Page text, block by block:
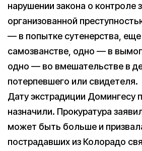
нарушении закона о контроле
организованной
— в попытке сутенерства,
самозванстве, одно — в
одно — во вмешательстве в
потерпевшего или свидетеля.
Дату экстрадиции Домингесу
назначили. Прокуратура
может быть больше и
пострадавших из Колорадо